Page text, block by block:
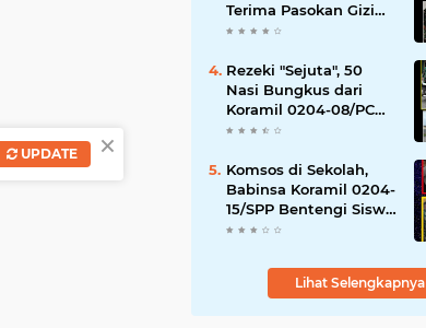
Terima Pasokan Gizi
Gratis dari TNI dan
Rezeki "Sejuta", 50
Nasi Bungkus dari
Koramil 0204-08/PC
Habis Diserbu Warga
Komsos di Sekolah,
Babinsa Koramil 0204-
15/SPP Bentengi Siswa
SMPN 1 Sipispis dari
Lihat Selengkapnya
×
UPDATE